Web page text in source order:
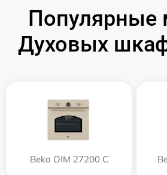
Популярные
Духовых
Beko OIM 27200 C